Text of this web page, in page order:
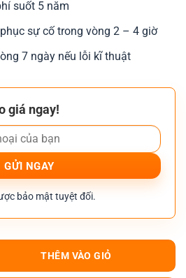
suốt 5 năm
sự cố trong vòng 2 – 4 giờ
7 ngày nếu lỗi kĩ thuật
giá ngay!
bảo mật tuyệt đối.
Ricoh IM C4500 số lượng
THÊM VÀO GIỎ